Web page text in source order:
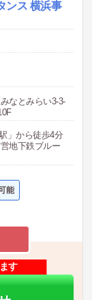
ンス 横浜事
なとみらい3-3-
」から徒歩4分
地下鉄ブルー
能
す